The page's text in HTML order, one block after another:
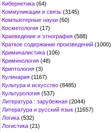
Кибернетика (64)
Коммуникации и связь (3145)
Компьютерные науки (60)
Косметология (17)
Краеведение и этнография (588)
Краткое содержание произведений (1000)
Криминалистика (106)
Криминология (48)
Криптология (3)
Кулинария (1167)
Культура и искусство (8485)
Культурология (537)
Литература : зарубежная (2044)
Литература и русский язык (11657)
Логика (532)
Логистика (21)